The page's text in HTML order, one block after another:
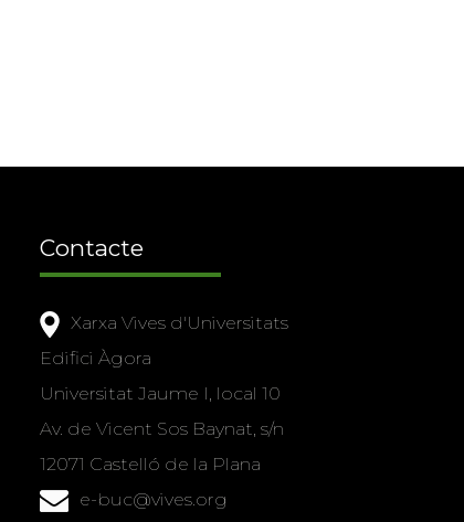
Contacte
Xarxa Vives d'Universitats
Edifici Àgora
Universitat Jaume I, local 10
Av. de Vicent Sos Baynat, s/n
12071 Castelló de la Plana
e-buc@vives.org